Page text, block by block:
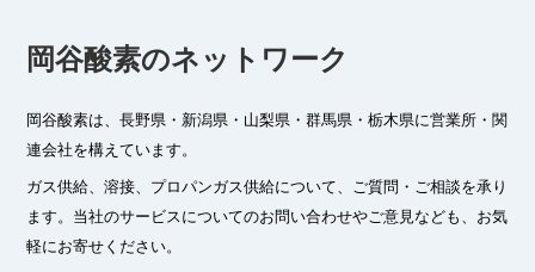
岡谷酸素のネットワーク
岡谷酸素は、長野県・新潟県・山梨県・群馬県・栃木県に営業所・関
連会社を構えています。
ガス供給、溶接、プロパンガス供給について、ご質問・ご相談を承り
ます。 当社のサービスについてのお問い合わせやご意見なども、お気
軽にお寄せください。